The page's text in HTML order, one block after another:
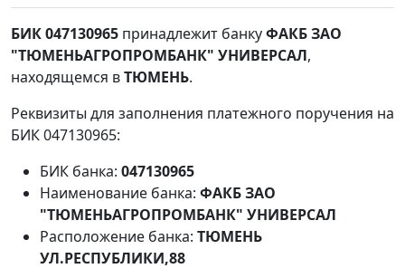
БИК 047130965 принадлежит банкуФАКБ ЗАО
"ТЮМЕНЬАГРОПРОМБАНК" УНИВЕРСАЛ,
находящемся вТЮМЕНЬ.
Реквизиты для заполнения платежного поручения на
БИК 047130965:
БИК банка: 047130965
Наименование банка: ФАКБ ЗАО
"ТЮМЕНЬАГРОПРОМБАНК" УНИВЕРСАЛ
Расположение банка: ТЮМЕНЬ
УЛ.РЕСПУБЛИКИ,88